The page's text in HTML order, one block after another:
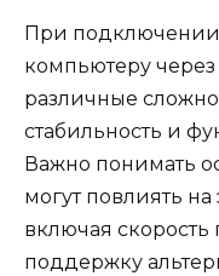
При подключении
компьютеру через
различные
стабильность и
Важно понимать
могут повлиять
включая
поддержку